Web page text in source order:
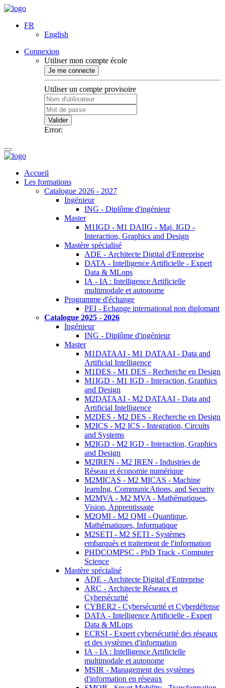
FR
English
Connexion
Utiliser mon compte école
Je me connecte
Utiliser un compte provisoire
Valider
Error:
Accueil
Les formations
Catalogue 2026 - 2027
Ingénieur
ING - Diplôme d'ingénieur
Master
M1IGD - M1 DAIIG - Maj. IGD -
Interaction, Graphics and Design
Mastère spécialisé
ADE - Architecte Digital d'Entreprise
DATA - Intelligence Artificielle - Expert
Data & MLops
IA - IA : Intelligence Artificielle
multimodale et autonome
Programme d'échange
PEI - Echange international non diplomant
Catalogue 2025 - 2026
Ingénieur
ING - Diplôme d'ingénieur
Master
M1DATAAI - M1 DATAAI - Data and
Artificial Intelligence
M1DES - M1 DES - Recherche en Design
M1IGD - M1 IGD - Interaction, Graphics
and Design
M2DATAAI - M2 DATAAI - Data and
Artificial Intelligence
M2DES - M2 DES - Recherche en Design
M2ICS - M2 ICS - Integration, Circuits
and Systems
M2IGD - M2 IGD - Interaction, Graphics
and Design
M2IREN - M2 IREN - Industries de
Réseau et économie numérique
M2MICAS - M2 MICAS - Machine
learnIng, CommunicAtions, and Security
M2MVA - M2 MVA - Mathématiques,
Vision, Apprentissage
M2QMI - M2 QMI - Quantique,
Mathématiques, Informatique
M2SETI - M2 SETI - Systèmes
embarqués et traitement de l'information
PHDCOMPSC - PhD Track - Computer
Science
Mastère spécialisé
ADE - Architecte Digital d'Entreprise
ARC - Architecte Réseaux et
Cybersécurité
CYBER2 - Cybersécurité et Cyberdéfense
DATA - Intelligence Artificielle - Expert
Data & MLops
ECRSI - Expert cybersécurité des réseaux
et des systèmes d'information
IA - IA : Intelligence Artificielle
multimodale et autonome
MSIR - Management des systèmes
d'information en réseaux